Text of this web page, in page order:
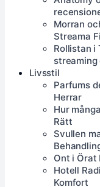
Morran
Streama
Rollistan i
Livsstil
Parfums
Herrar
Hur
Rätt
Svullen
Ont i Örat
Hotell
Komfort